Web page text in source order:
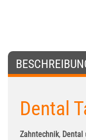
Dental
Zahntechnik, Dental